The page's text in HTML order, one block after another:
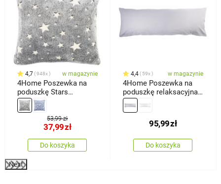
4,7 948x w magazynie
4Home Poszewka na
poduszkę Stars
świecąca szary, 40 x 40
cm
53,99 zł
37,99zł
Do koszyka
4,4 59x w magazynie
4Home Poszewka na
poduszkę relaksacyjna
Mąż zastępczy,
jasnoszara, 55 x 180 cm
95,99zł
Do koszyka
Next